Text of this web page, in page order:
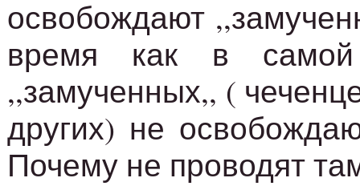
освобождают
время как в самой
,,замученных,, (
других) не
Почему не проводят